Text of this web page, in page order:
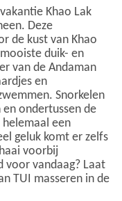
Khao Lak
Deze
de kust van Khao
duik- en
van de Andaman
en
Snorkelen
ondertussen de
een
geluk komt er zelfs
voorbij
voor vandaag? Laat
TUI masseren in de